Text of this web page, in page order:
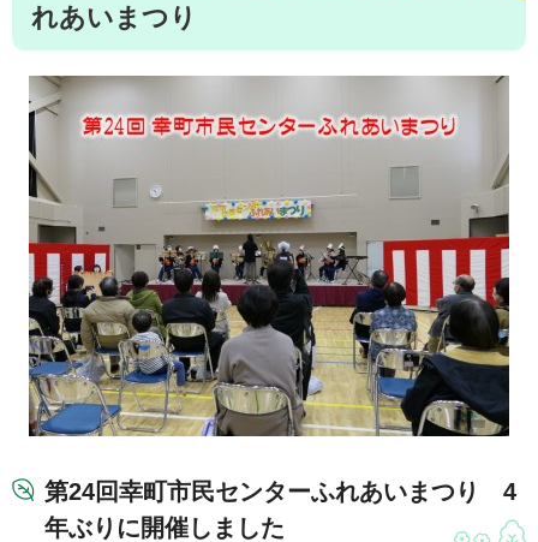
れあいまつり
第24回幸町市民センターふれあいまつり 4
年ぶりに開催しました